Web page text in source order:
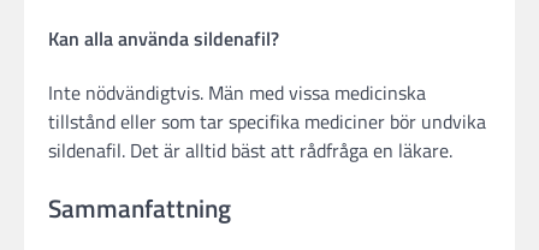
Kan alla använda sildenafil?
Inte nödvändigtvis. Män med vissa medicinska
tillstånd eller som tar specifika mediciner bör undvika
sildenafil. Det är alltid bäst att rådfråga en läkare.
Sammanfattning